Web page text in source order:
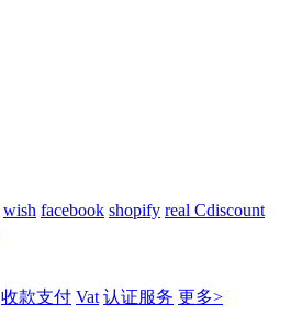
wish facebook shopify real Cdiscount
收款支付 Vat 认证服务 更多>